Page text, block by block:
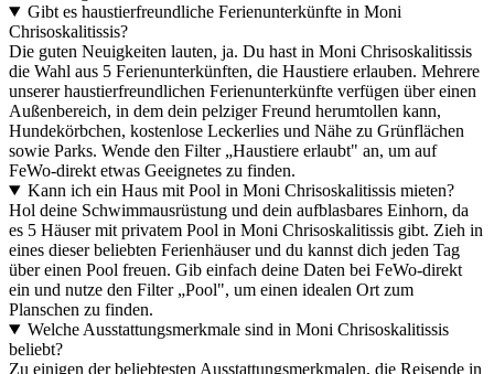
Gibt es haustierfreundliche Ferienunterkünfte in Moni
Chrisoskalitissis?
Die guten Neuigkeiten lauten, ja. Du hast in Moni Chrisoskalitissis
die Wahl aus 5 Ferienunterkünften, die Haustiere erlauben. Mehrere
unserer haustierfreundlichen Ferienunterkünfte verfügen über einen
Außenbereich, in dem dein pelziger Freund herumtollen kann,
Hundekörbchen, kostenlose Leckerlies und Nähe zu Grünflächen
sowie Parks. Wende den Filter „Haustiere erlaubt" an, um auf
FeWo-direkt etwas Geeignetes zu finden.
Kann ich ein Haus mit Pool in Moni Chrisoskalitissis mieten?
Hol deine Schwimmausrüstung und dein aufblasbares Einhorn, da
es 5 Häuser mit privatem Pool in Moni Chrisoskalitissis gibt. Zieh in
eines dieser beliebten Ferienhäuser und du kannst dich jeden Tag
über einen Pool freuen. Gib einfach deine Daten bei FeWo-direkt
ein und nutze den Filter „Pool", um einen idealen Ort zum
Planschen zu finden.
Welche Ausstattungsmerkmale sind in Moni Chrisoskalitissis
beliebt?
Zu einigen der beliebtesten Ausstattungsmerkmalen, die Reisende in